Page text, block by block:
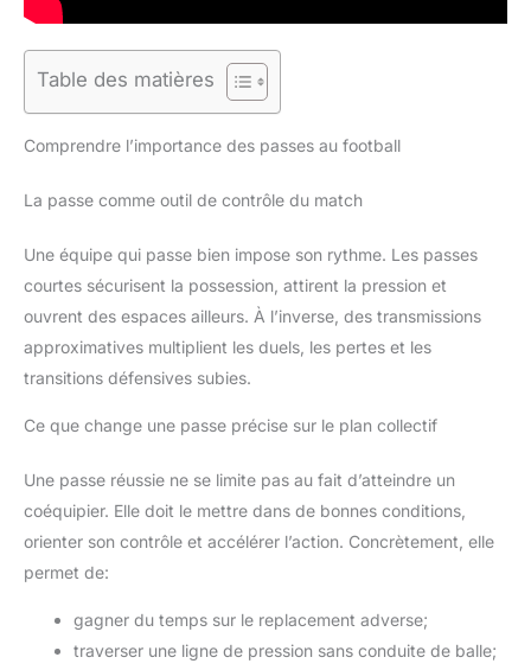
Table des matières
Comprendre l’importance des passes au football
La passe comme outil de contrôle du match
Une équipe qui passe bien impose son rythme. Les passes
courtes sécurisent la possession, attirent la pression et
ouvrent des espaces ailleurs. À l’inverse, des transmissions
approximatives multiplient les duels, les pertes et les
transitions défensives subies.
Ce que change une passe précise sur le plan collectif
Une passe réussie ne se limite pas au fait d’atteindre un
coéquipier. Elle doit le mettre dans de bonnes conditions,
orienter son contrôle et accélérer l’action. Concrètement, elle
permet de:
gagner du temps sur le replacement adverse;
traverser une ligne de pression sans conduite de balle;